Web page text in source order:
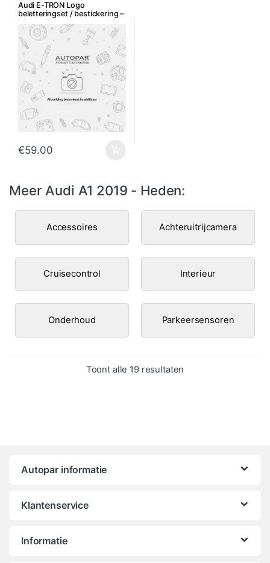
Audi E-TRON Logo
beletteringset / bestickering –
Diverse kleuren
€59.00
Meer Audi A1 2019 - Heden:
Accessoires Achteruitrijcamera
Cruisecontrol Interieur
Onderhoud Parkeersensoren
Toont alle 19 resultaten
Autopar informatie
Klantenservice
Informatie